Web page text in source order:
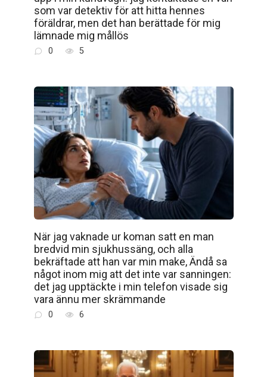
som var detektiv för att hitta hennes
föräldrar, men det han berättade för mig
lämnade mig mållös
0 5
När jag vaknade ur koman satt en man
bredvid min sjukhussäng, och alla
bekräftade att han var min make, Ändå sa
något inom mig att det inte var sanningen:
det jag upptäckte i min telefon visade sig
vara ännu mer skrämmande
0 6